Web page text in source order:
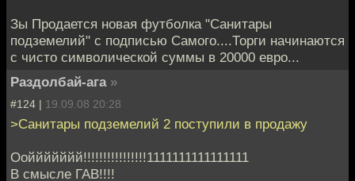
Зы Продается новая футболка "Санитары
подземелий" с подписью Самого....Торги начинаются
с чисто символической суммы в 20000 евро...
Раздолбай-ага »
#124 | 19.09.08 20:28
>Санитары подземелий 2 поступили в продажу
Ооййййййй!!!!!!!!!!!!!!!!1111111111111111
В смысле ГАВ!!!!